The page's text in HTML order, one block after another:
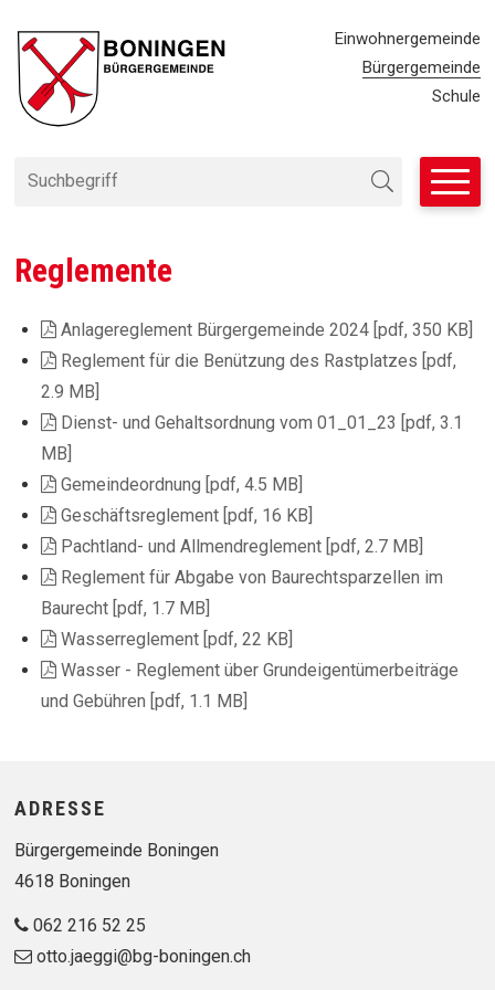
Navigieren in Bürgergemeinde
Suchbegriff
Suche starten
Einwohnergemeinde
Bürgergemeinde
Schule
Reglemente
Anlagereglement Bürgergemeinde 2024 [pdf, 350 KB]
Reglement für die Benützung des Rastplatzes [pdf,
2.9 MB]
Dienst- und Gehaltsordnung vom 01_01_23 [pdf, 3.1
MB]
Gemeindeordnung [pdf, 4.5 MB]
Geschäftsreglement [pdf, 16 KB]
Pachtland- und Allmendreglement [pdf, 2.7 MB]
Reglement für Abgabe von Baurechtsparzellen im
Baurecht [pdf, 1.7 MB]
Wasserreglement [pdf, 22 KB]
Wasser - Reglement über Grundeigentümerbeiträge
und Gebühren [pdf, 1.1 MB]
Footer
ADRESSE
Bürgergemeinde Boningen
4618 Boningen
062 216 52 25
otto.jaeggi@bg-boningen.ch